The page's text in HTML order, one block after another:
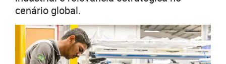
cenário global.